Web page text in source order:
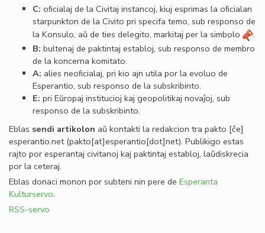
C: oﬁcialaj de la Civitaj instancoj, kiuj esprimas la oﬁcialan
starpunkton de la Civito pri specifa temo, sub responso de
la Konsulo, aŭ de ties delegito, markitaj per la simbolo
.
B: bultenaj de paktintaj establoj, sub responso de membro
de la koncerna komitato.
A: alies neoﬁcialaj, pri kio ajn utila por la evoluo de
Esperantio, sub responso de la subskribinto.
E: pri Eŭropaj institucioj kaj geopolitikaj novaĵoj, sub
responso de la subskribinto.
Eblas sendi artikolon aŭ kontakti la redakcion tra pakto [ĉe]
esperantio.net(pakto[at]esperantio[dot]net). Publikigo estas
rajto por esperantaj civitanoj kaj paktintaj establoj, laŭdiskrecia
por la ceteraj.
Eblas donaci monon por subteni nin pere de Esperanta
Kulturservo.
RSS-servo